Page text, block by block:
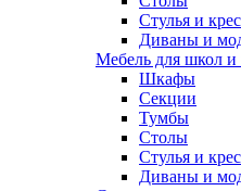
Стулья и
Диваны и
Мебель для школ и
Шкафы
Секции
Тумбы
Столы
Стулья и
Диваны и